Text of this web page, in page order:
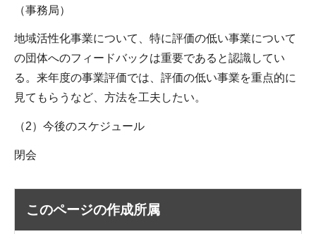
（事務局）
地域活性化事業について、特に評価の低い事業について
の団体へのフィードバックは重要であると認識してい
る。来年度の事業評価では、評価の低い事業を重点的に
見てもらうなど、方法を工夫したい。
（2）今後のスケジュール
閉会
このページの作成所属